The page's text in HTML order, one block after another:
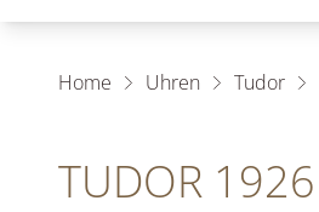
Home Uhren Tudor
TUDOR 1926